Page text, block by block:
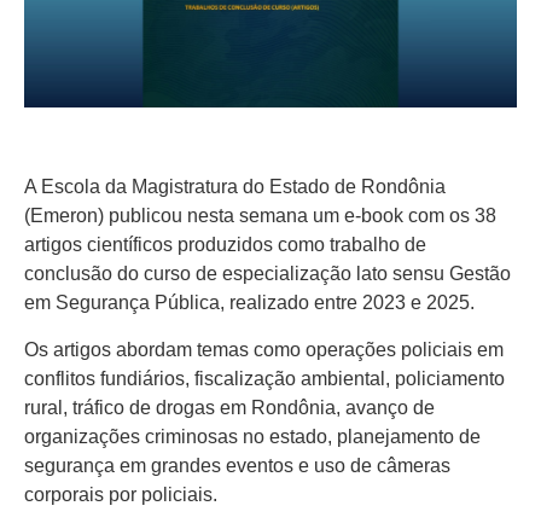
A Escola da Magistratura do Estado de Rondônia
(Emeron) publicou nesta semana um e-book com os 38
artigos científicos produzidos como trabalho de
conclusão do curso de especialização lato sensu Gestão
em Segurança Pública, realizado entre 2023 e 2025.
Os artigos abordam temas como operações policiais em
conflitos fundiários, fiscalização ambiental, policiamento
rural, tráfico de drogas em Rondônia, avanço de
organizações criminosas no estado, planejamento de
segurança em grandes eventos e uso de câmeras
corporais por policiais.